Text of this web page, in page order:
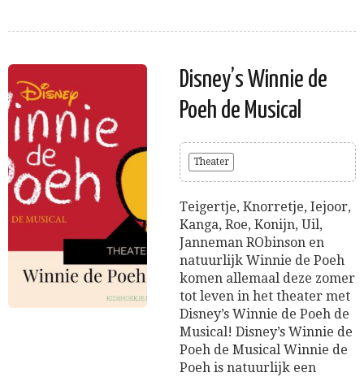
Disney’s Winnie de
Poeh de Musical
Theater
Teigertje, Knorretje, Iejoor,
Kanga, Roe, Konijn, Uil,
Janneman RObinson en
natuurlijk Winnie de Poeh
komen allemaal deze zomer
tot leven in het theater met
Disney’s Winnie de Poeh de
Musical! Disney’s Winnie de
Poeh de Musical Winnie de
Poeh is natuurlijk een